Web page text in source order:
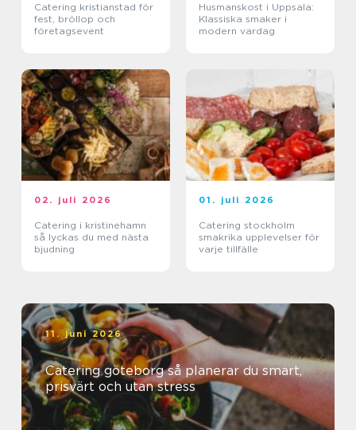
Catering kristianstad för
fest, bröllop och
företagsevent
Husmanskost i Uppsala:
Klassiska smaker i
modern vardag
02. juli 2026
Catering i kristinehamn
så lyckas du med nästa
bjudning
01. juli 2026
Catering stockholm
smakrika upplevelser för
varje tillfälle
11. juni 2026
Catering göteborg så planerar du smart,
prisvärt och utan stress